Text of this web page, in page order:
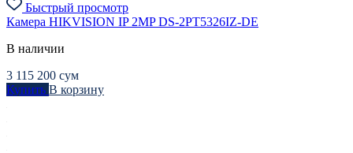
Быстрый просмотр
Камера HIKVISION IP 2MP DS-2PT5326IZ-DE
В наличии
3 115 200 сум
Купить В корзину